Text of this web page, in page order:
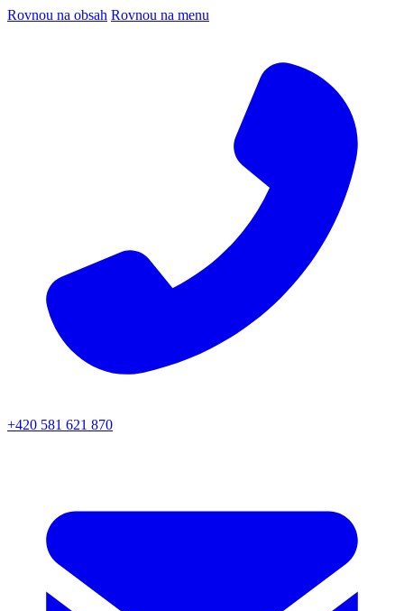
Rovnou na obsah Rovnou na menu
+420 581 621 870